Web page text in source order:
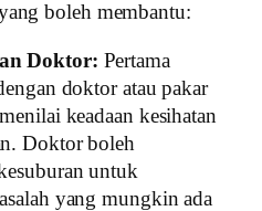
boleh membantu:
Doktor: Pertama
doktor atau pakar
keadaan kesihatan
Doktor boleh
untuk
yang mungkin ada